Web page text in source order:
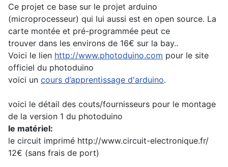
Ce projet ce base sur le projet arduino
(microprocesseur) qui lui aussi est en open source. La
carte montée et pré-programmée peut ce
trouver dans les environs de 16€ sur la bay..
Voici le lien http://www.photoduino.com pour le site
officiel du photoduino
voici un cours d’apprentissage d'arduino.
voici le détail des couts/fournisseurs pour le montage
de la version 1 du photoduino
le matériel:
le circuit imprimé http://www.circuit-electronique.fr/
12€ (sans frais de port)